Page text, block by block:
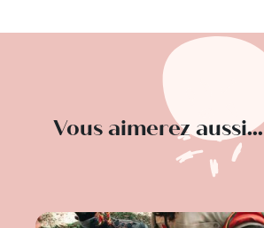
Vous aimerez aussi...